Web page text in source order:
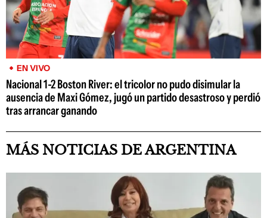
EN VIVO
Nacional 1-2 Boston River: el tricolor no pudo disimular la
ausencia de Maxi Gómez, jugó un partido desastroso y perdió
tras arrancar ganando
MÁS NOTICIAS DE ARGENTINA